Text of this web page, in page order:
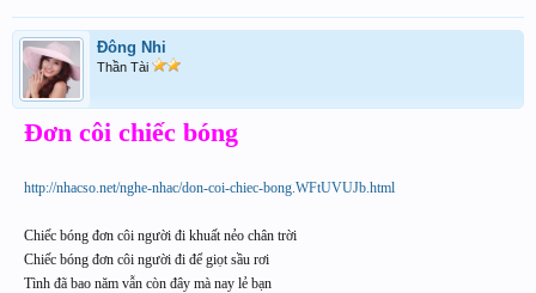
Đông Nhi
Thần Tài
Đơn côi chiếc bóng
http://nhacso.net/nghe-nhac/don-coi-chiec-bong.WFtUVUJb.html
Chiếc bóng đơn côi người đi khuất nẻo chân trời
Chiếc bóng đơn côi người đi để giọt sầu rơi
Tình đã bao năm vẫn còn đây mà nay lẻ bạn